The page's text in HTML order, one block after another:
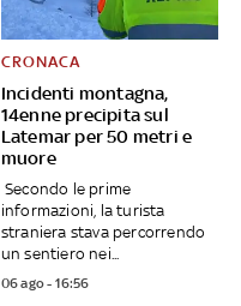
Incidenti montagna,
14enne precipita sul
Latemar per 50 metri e
muore
CRONACA
Secondo le prime
informazioni, la turista
straniera stava percorrendo
un sentiero nei...
06 ago - 16:56